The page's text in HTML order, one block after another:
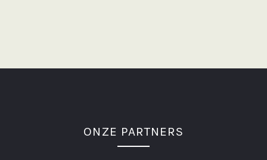
ONZE PARTNERS